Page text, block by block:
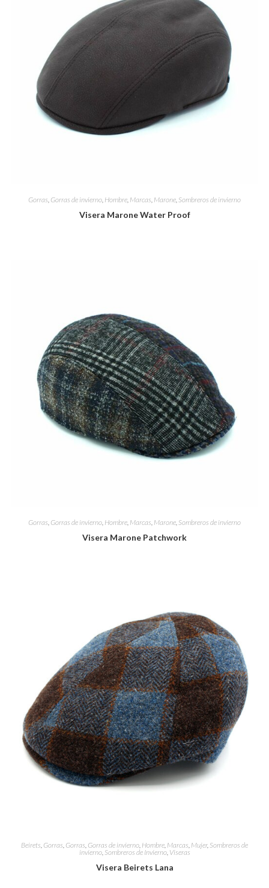
Gorras, Gorras de invierno, Hombre, Marcas, Marone, Sombreros de invierno
Visera Marone Water Proof
Gorras, Gorras de invierno, Hombre, Marcas, Marone, Sombreros de invierno
Visera Marone Patchwork
Beirets, Gorras, Gorras, Gorras de invierno, Hombre, Marcas, Mujer, Sombreros de
invierno, Sombreros de Invierno, Viseras
Visera Beirets Lana